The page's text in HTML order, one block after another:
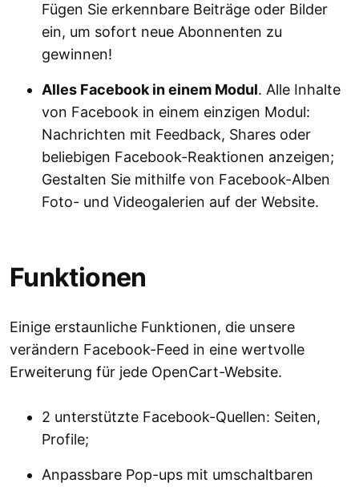
Fügen Sie erkennbare Beiträge oder Bilder
ein, um sofort neue Abonnenten zu
gewinnen!
Alles Facebook in einem Modul. Alle Inhalte
von Facebook in einem einzigen Modul:
Nachrichten mit Feedback, Shares oder
beliebigen Facebook-Reaktionen anzeigen;
Gestalten Sie mithilfe von Facebook-Alben
Foto- und Videogalerien auf der Website.
Funktionen
Einige erstaunliche Funktionen, die unsere
verändern Facebook-Feed in eine wertvolle
Erweiterung für jede OpenCart-Website.
2 unterstützte Facebook-Quellen: Seiten,
Profile;
Anpassbare Pop-ups mit umschaltbaren